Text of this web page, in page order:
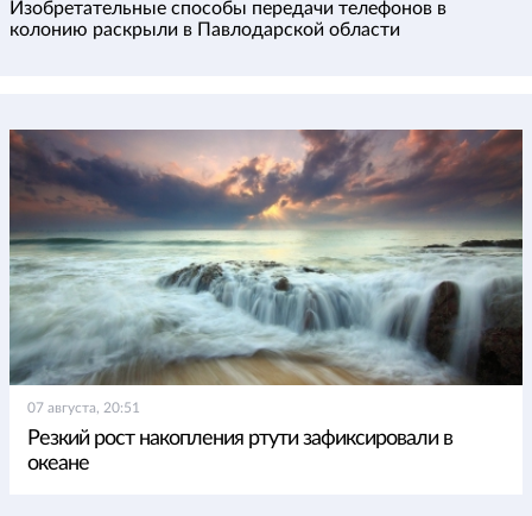
Изобретательные способы передачи телефонов в
колонию раскрыли в Павлодарской области
07 августа, 20:51
Резкий рост накопления ртути зафиксировали в
океане